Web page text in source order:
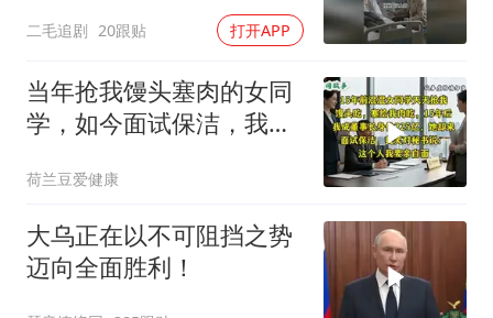
二毛追剧 20跟贴 打开APP
当年抢我馒头塞肉的女同
学，如今面试保洁，我亲
荷兰豆爱健康
大乌正在以不可阻挡之势
迈向全面胜利！